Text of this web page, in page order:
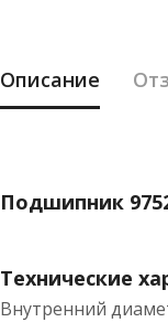
Описание
Подшипник
Технические
Внутренний